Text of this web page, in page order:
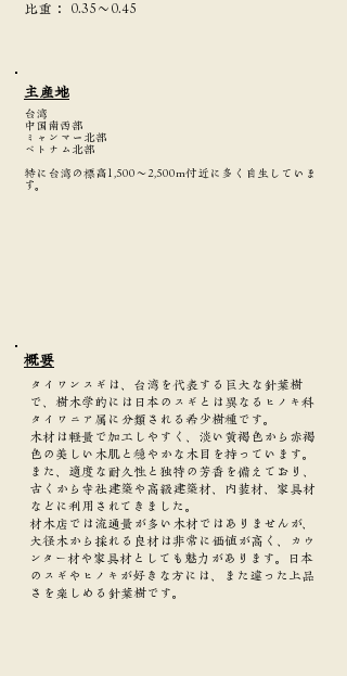
​比重： 0.35～0.45
主産地
台湾
中国南西部
ミャンマー北部
ベトナム北部
特に台湾の標高1,500～2,500m付近に多く自生していま
す。
​概要
タイワンスギは、台湾を代表する巨大な針葉樹
で、樹木学的には日本のスギとは異なるヒノキ科
タイワニア属に分類される希少樹種です。
木材は軽量で加工しやすく、淡い黄褐色から赤褐
色の美しい木肌と穏やかな木目を持っています。
また、適度な耐久性と独特の芳香を備えており、
古くから寺社建築や高級建築材、内装材、家具材
などに利用されてきました。
材木店では流通量が多い木材ではありませんが、
大径木から採れる良材は非常に価値が高く、カウ
ンター材や家具材としても魅力があります。日本
のスギやヒノキが好きな方には、また違った上品
さを楽しめる針葉樹です。